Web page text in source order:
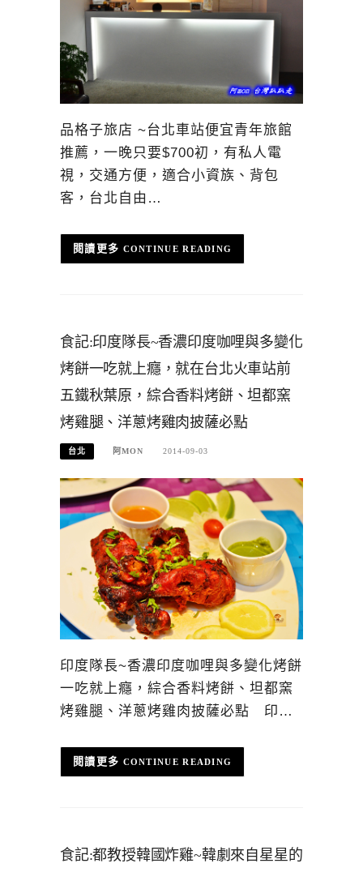
品格子旅店 ~台北車站便宜青年旅館
推薦，一晚只要$700初，有私人電
視，交通方便，適合小資族、背包
客，台北自由…
CONTINUE READING
食記:印度隊長~香濃印度咖哩與多變化
烤餅一吃就上癮，就在台北火車站前
五鐵秋葉原，綜合香料烤餅、坦都窯
烤雞腿、洋蔥烤雞肉披薩必點
台北 阿MON 2014-09-03
印度隊長~香濃印度咖哩與多變化烤餅
一吃就上癮，綜合香料烤餅、坦都窯
烤雞腿、洋蔥烤雞肉披薩必點 印…
CONTINUE READING
食記:都教授韓國炸雞~韓劇來自星星的